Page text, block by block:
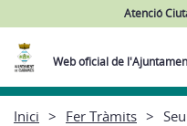
Atenció
Web oficial de
Inici Fer Tràmits